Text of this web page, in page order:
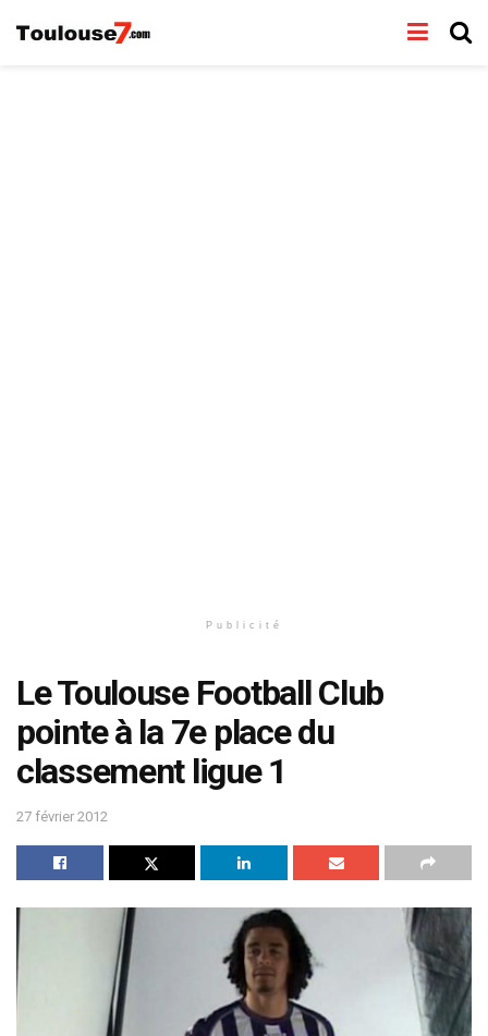
Publicité
Le Toulouse Football Club
pointe à la 7e place du
classement ligue 1
27 février 2012